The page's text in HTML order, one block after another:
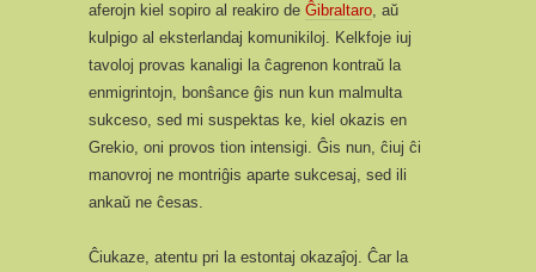
aferojn kiel sopiro al reakiro de Ĝibraltaro, aŭ
kulpigo al eksterlandaj komunikiloj. Kelkfoje iuj
tavoloj provas kanaligi la ĉagrenon kontraŭ la
enmigrintojn, bonŝance ĝis nun kun malmulta
sukceso, sed mi suspektas ke, kiel okazis en
Grekio, oni provos tion intensigi. Ĝis nun, ĉiuj ĉi
manovroj ne montriĝis aparte sukcesaj, sed ili
ankaŭ ne ĉesas.
Ĉiukaze, atentu pri la estontaj okazaĵoj. Ĉar la